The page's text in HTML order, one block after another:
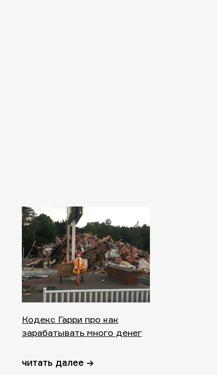
Кодекс Гарри про как
зарабатывать много денег
читать далее →